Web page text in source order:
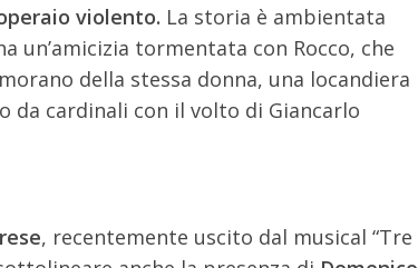
violento. La storia è ambientata
un’amicizia tormentata con Rocco, che
della stessa donna, una locandiera
cardinali con il volto di Giancarlo
, recentemente uscito dal musical “Tre